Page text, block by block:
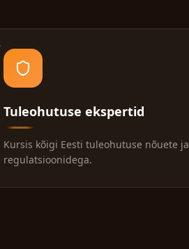
Tuleohutuse ekspertid
Kursis kõigi Eesti tuleohutuse nõuete ja
regulatsioonidega.